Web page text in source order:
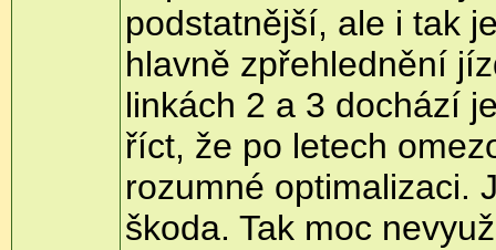
podstatnější, ale i tak
hlavně zpřehlednění
linkách 2 a 3 dochází
říct, že po letech
rozumné optimalizaci.
škoda. Tak moc